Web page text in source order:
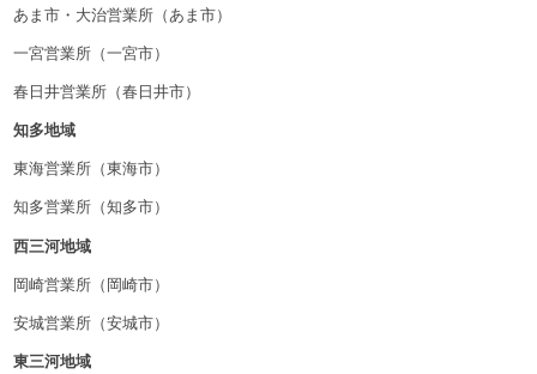
あま市・大治営業所（あま市）
一宮営業所（一宮市）
春日井営業所（春日井市）
知多地域
東海営業所（東海市）
知多営業所（知多市）
西三河地域
岡崎営業所（岡崎市）
安城営業所（安城市）
東三河地域